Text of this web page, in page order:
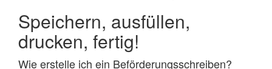
Speichern, ausfüllen,
drucken, fertig!
Wie erstelle ich ein Beförderungsschreiben?